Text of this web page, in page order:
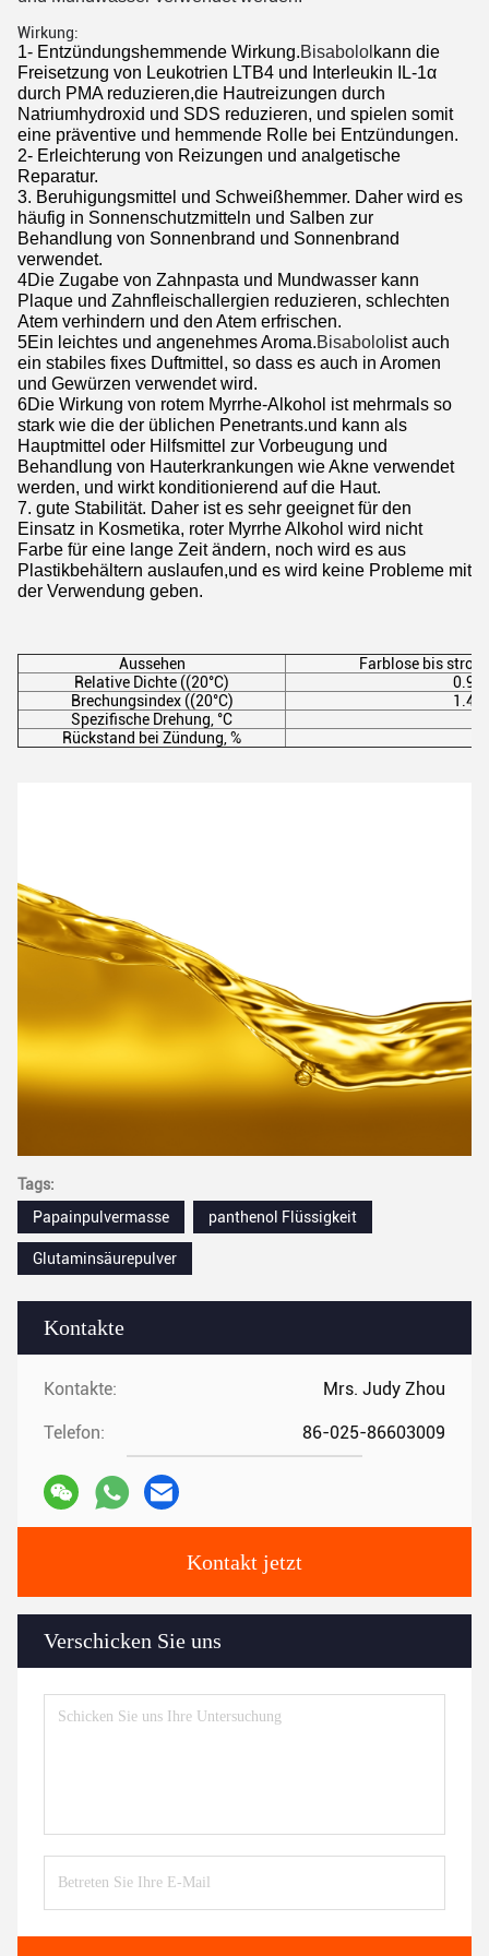
Kontakte
Kontakte: Mrs. Judy Zhou
Telefon: 86-025-86603009
Kontakt jetzt
Verschicken Sie uns
Wirkung:
1- Entzündungshemmende Wirkung.Bisabolol kann die
Freisetzung von Leukotrien LTB4 und Interleukin IL-1α
durch PMA reduzieren,die Hautreizungen durch
Natriumhydroxid und SDS reduzieren, und spielen somit
eine präventive und hemmende Rolle bei Entzündungen.
2- Erleichterung von Reizungen und analgetische
Reparatur.
3. Beruhigungsmittel und Schweißhemmer. Daher wird es
häufig in Sonnenschutzmitteln und Salben zur
Behandlung von Sonnenbrand und Sonnenbrand
verwendet.
4Die Zugabe von Zahnpasta und Mundwasser kann
Plaque und Zahnfleischallergien reduzieren, schlechten
Atem verhindern und den Atem erfrischen.
5Ein leichtes und angenehmes Aroma.Bisabolol ist auch
ein stabiles fixes Duftmittel, so dass es auch in Aromen
und Gewürzen verwendet wird.
6Die Wirkung von rotem Myrrhe-Alkohol ist mehrmals so
stark wie die der üblichen Penetrants.und kann als
Hauptmittel oder Hilfsmittel zur Vorbeugung und
Behandlung von Hauterkrankungen wie Akne verwendet
werden, und wirkt konditionierend auf die Haut.
7. gute Stabilität. Daher ist es sehr geeignet für den
Einsatz in Kosmetika, roter Myrrhe Alkohol wird nicht
Farbe für eine lange Zeit ändern, noch wird es aus
Plastikbehältern auslaufen,und es wird keine Probleme mit
der Verwendung geben.
Aussehen
Farblose bis
Relative Dichte ((20°C)
Brechungsindex ((20°C)
Spezifische Drehung, °C
Rückstand bei Zündung, %
Tags:
Papainpulvermasse
panthenol Flüssigkeit
Glutaminsäurepulver